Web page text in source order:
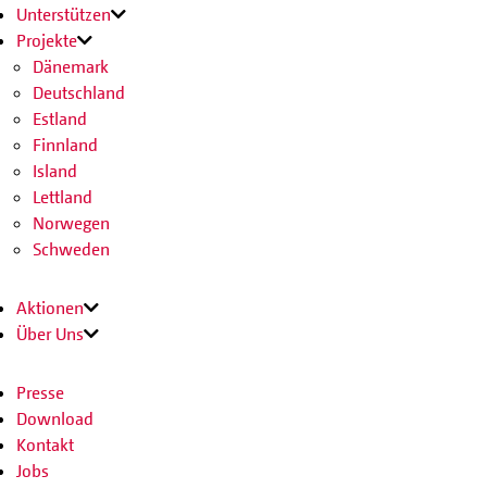
Unterstützen
Projekte
Dänemark
Deutschland
Estland
Finnland
Island
Lettland
Norwegen
Schweden
Aktionen
Über Uns
Presse
Download
Kontakt
Jobs